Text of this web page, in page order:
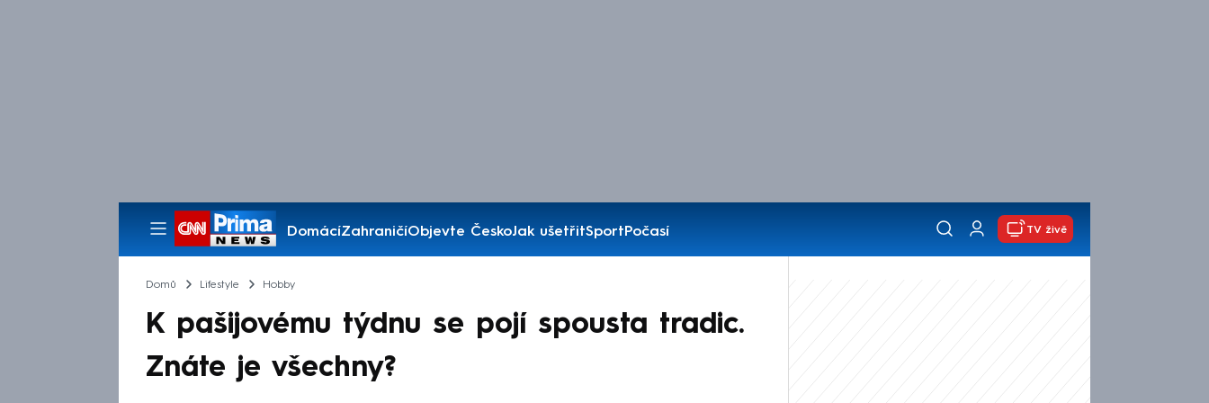
DomácíZahraničíObjevte ČeskoJak ušetřitSportPočasí
Pořady
TV živě
Domů Lifestyle Hobby
K pašijovému týdnu se pojí spousta tradic.
Znáte je všechny?